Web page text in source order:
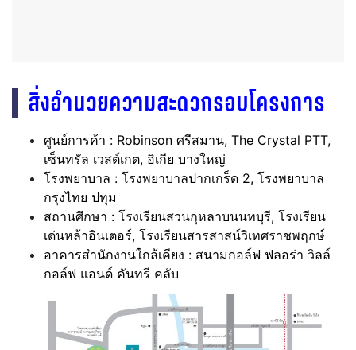
สิ่งอำนวยความสะดวกรอบโครงการ
ศูนย์การค้า : Robinson ศรีสมาน, The Crystal PTT,
เซ็นทรัล เวสต์เกต, อิเกีย บางใหญ่
โรงพยาบาล : โรงพยาบาลปากเกร็ด 2, โรงพยาบาล
กรุงไทย ปทุม
สถานศึกษา : โรงเรียนสวนกุหลาบนนทบุรี, โรงเรียน
เด่นหล้าอินเตอร์, โรงเรียนสารสาสน์วิเทศราชพฤกษ์
อาคารสำนักงานใกล้เคียง : สนามกอล์ฟ ฟลอร่า วิลล์
กอล์ฟ แอนด์ คันทรี คลับ